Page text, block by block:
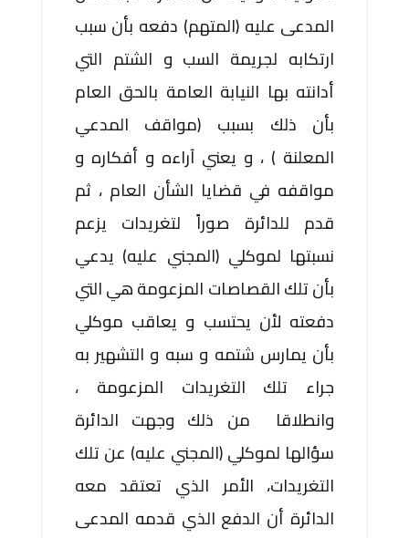
المدعى عليه (المتهم) دفعه بأن سبب
ارتكابه لجريمة السب و الشتم التي
أدانته بها النيابة العامة بالحق العام
بأن ذلك بسبب (مواقف المدعي
المعلنة ) ، و يعني آراءه و أفكاره و
مواقفه في قضايا الشأن العام ، ثم
قدم للدائرة صوراً لتغريدات يزعم
نسبتها لموكلي (المجني عليه) يدعي
بأن تلك القصاصات المزعومة هي التي
دفعته لأن يحتسب و يعاقب موكلي
بأن يمارس شتمه و سبه و التشهير به
جراء تلك التغريدات المزعومة ،
وانطلاقا من ذلك وجهت الدائرة
سؤالها لموكلي (المجني عليه) عن تلك
التغريدات، الأمر الذي تعتقد معه
الدائرة أن الدفع الذي قدمه المدعى